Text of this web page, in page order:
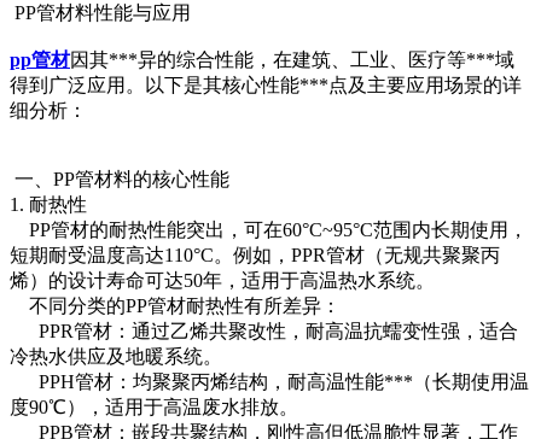
PP管材料性能与应用
pp管材因其***异的综合性能，在建筑、工业、医疗等***域
得到广泛应用。以下是其核心性能***点及主要应用场景的详
细分析：
一、PP管材料的核心性能
1. 耐热性
PP管材的耐热性能突出，可在60°C~95°C范围内长期使用，
短期耐受温度高达110°C。例如，PPR管材（无规共聚聚丙
烯）的设计寿命可达50年，适用于高温热水系统。
不同分类的PP管材耐热性有所差异：
PPR管材：通过乙烯共聚改性，耐高温抗蠕变性强，适合
冷热水供应及地暖系统。
PPH管材：均聚聚丙烯结构，耐高温性能***（长期使用温
度90℃），适用于高温废水排放。
PPB管材：嵌段共聚结构，刚性高但低温脆性显著，工作